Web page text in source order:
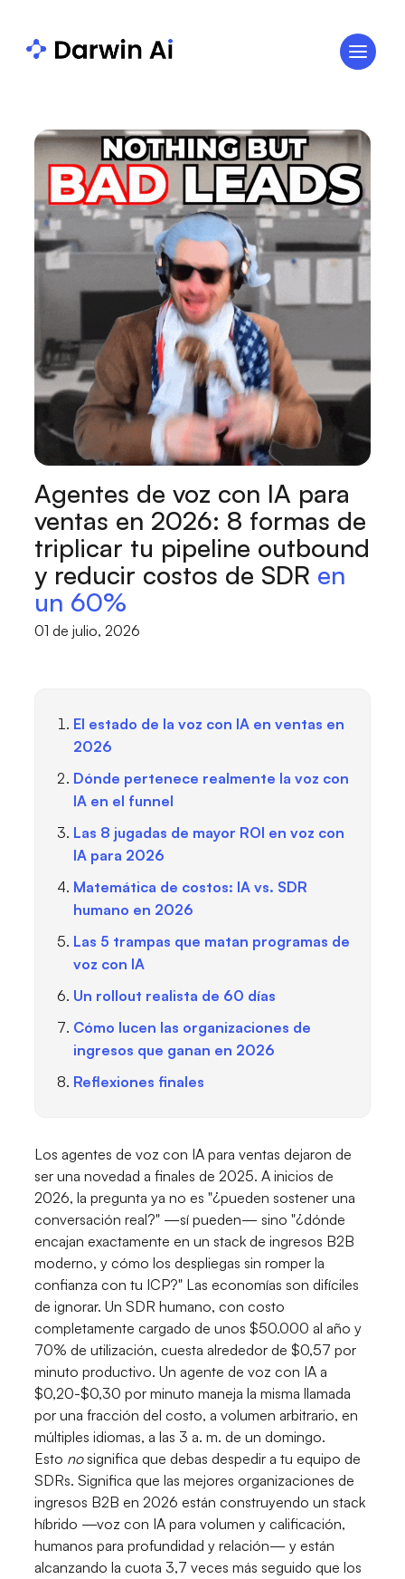
Agentes de voz con IA para
ventas en 2026: 8 formas de
triplicar tu pipeline outbound
y reducir costos de SDR en
un 60%
01 de julio, 2026
El estado de la voz con IA en ventas en
2026
Dónde pertenece realmente la voz con
IA en el funnel
Las 8 jugadas de mayor ROI en voz con
IA para 2026
Matemática de costos: IA vs. SDR
humano en 2026
Las 5 trampas que matan programas de
voz con IA
Un rollout realista de 60 días
Cómo lucen las organizaciones de
ingresos que ganan en 2026
Reflexiones finales
Los agentes de voz con IA para ventas dejaron de
ser una novedad a finales de 2025. A inicios de
2026, la pregunta ya no es "¿pueden sostener una
conversación real?" —sí pueden— sino "¿dónde
encajan exactamente en un stack de ingresos B2B
moderno, y cómo los despliegas sin romper la
confianza con tu ICP?" Las economías son difíciles
de ignorar. Un SDR humano, con costo
completamente cargado de unos $50.000 al año y
70% de utilización, cuesta alrededor de $0,57 por
minuto productivo. Un agente de voz con IA a
$0,20-$0,30 por minuto maneja la misma llamada
por una fracción del costo, a volumen arbitrario, en
múltiples idiomas, a las 3 a. m. de un domingo.
Esto nosignifica que debas despedir a tu equipo de
SDRs. Significa que las mejores organizaciones de
ingresos B2B en 2026 están construyendo un stack
híbrido —voz con IA para volumen y calificación,
humanos para profundidad y relación— y están
alcanzando la cuota 3,7 veces más seguido que los